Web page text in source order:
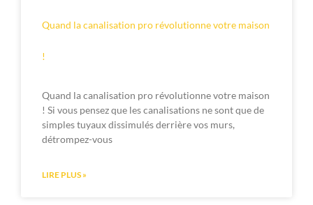
Quand la canalisation pro révolutionne votre maison
!
Quand la canalisation pro révolutionne votre maison
! Si vous pensez que les canalisations ne sont que de
simples tuyaux dissimulés derrière vos murs,
détrompez-vous
LIRE PLUS »